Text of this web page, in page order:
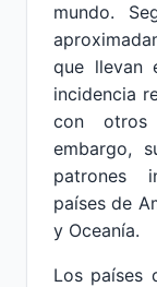
mundo.
que llevan
incidencia
con otros
embargo,
patrones
países de
y Oceanía.
Los países